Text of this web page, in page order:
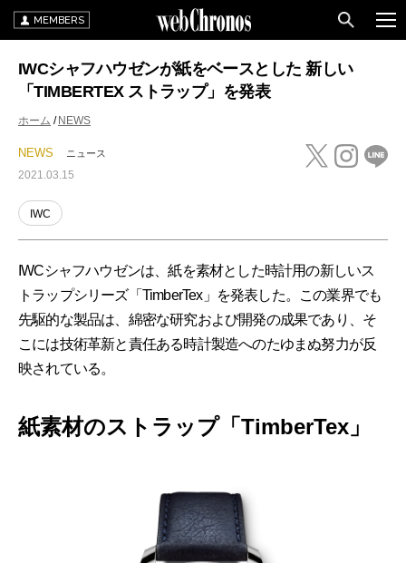
MEMBERS
IWCシャフハウゼンが紙をベースとした 新しい
「TIMBERTEX ストラップ」を発表
ホーム NEWS
NEWS ニュース
2021.03.15
IWC
IWCシャフハウゼンは、紙を素材とした時計用の新しいス
トラップシリーズ「TimberTex」を発表した。この業界でも
先駆的な製品は、綿密な研究および開発の成果であり、そ
こには技術革新と責任ある時計製造へのたゆまぬ努力が反
映されている。
紙素材のストラップ「TimberTex」